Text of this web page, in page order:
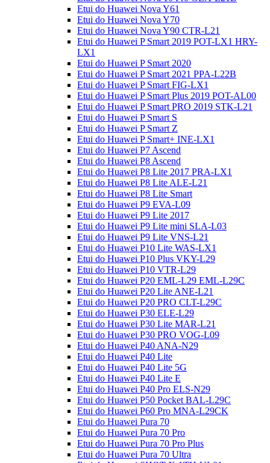
Etui do Huawei Nova Y61
Etui do Huawei Nova Y70
Etui do Huawei Nova Y90 CTR-L21
Etui do Huawei P Smart 2019 POT-LX1 HRY-
LX1
Etui do Huawei P Smart 2020
Etui do Huawei P Smart 2021 PPA-L22B
Etui do Huawei P Smart FIG-LX1
Etui do Huawei P Smart Plus 2019 POT-AL00
Etui do Huawei P Smart PRO 2019 STK-L21
Etui do Huawei P Smart S
Etui do Huawei P Smart Z
Etui do Huawei P Smart+ INE-LX1
Etui do Huawei P7 Ascend
Etui do Huawei P8 Ascend
Etui do Huawei P8 Lite 2017 PRA-LX1
Etui do Huawei P8 Lite ALE-L21
Etui do Huawei P8 Lite Smart
Etui do Huawei P9 EVA-L09
Etui do Huawei P9 Lite 2017
Etui do Huawei P9 Lite mini SLA-L03
Etui do Huawei P9 Lite VNS-L21
Etui do Huawei P10 Lite WAS-LX1
Etui do Huawei P10 Plus VKY-L29
Etui do Huawei P10 VTR-L29
Etui do Huawei P20 EML-L29 EML-L29C
Etui do Huawei P20 Lite ANE-L21
Etui do Huawei P20 PRO CLT-L29C
Etui do Huawei P30 ELE-L29
Etui do Huawei P30 Lite MAR-L21
Etui do Huawei P30 PRO VOG-L09
Etui do Huawei P40 ANA-N29
Etui do Huawei P40 Lite
Etui do Huawei P40 Lite 5G
Etui do Huawei P40 Lite E
Etui do Huawei P40 Pro ELS-N29
Etui do Huawei P50 Pocket BAL-L29C
Etui do Huawei P60 Pro MNA-L29CK
Etui do Huawei Pura 70
Etui do Huawei Pura 70 Pro
Etui do Huawei Pura 70 Pro Plus
Etui do Huawei Pura 70 Ultra